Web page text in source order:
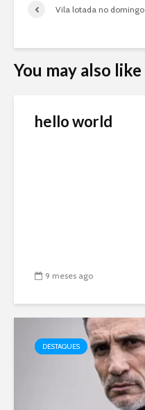
Vila lotada no domingo
You may also like
hello world
9 meses ago
DESTAQUES